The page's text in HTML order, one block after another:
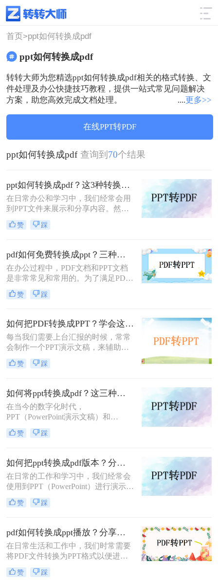
使用技巧 筛选
首页>ppt如何转换成pdf
ppt如何转换成pdf
转转大师为您精选ppt如何转换成pdf相关的格式转换、文
件处理及办公快捷技巧教程，提供一站式常见问题解决
方案，助您高效完成文档处理。
....更多>>
在线PPT转PDF
ppt如何转换成pdf 查询到 70个结果
ppt如何转换成pdf？这3种转换方法你该学会！
在日常办公和学习中，我们经常会用
到PPT文件来展示和分享内容。然
而，有时候我们需要将PPT文件转换
成PDF格式，以方便打印、编辑或分
pdf呢？接下来，本文将为你详细介绍
几种常见的转换方法。
赞 踩
pdf如何免费转换成ppt？三种不错的解决方法！
在办公过程中，PDF文档和PPT文档
是非常常见和常用的。为了满足PDF
文件的使用需求，我们经常需要将
PDF文件转换为PPT文件。如果将
使用文件。那pdf如何免费转换成
ppt？接下来分享一些实用的PDF转换
方法，一起来看看吧。
赞 踩
如何把PDF转换成PPT？学会这3个方法，简直不要太好用！
每当我们需要上台汇报的时候，常常
会制作一个PPT演示文稿，来辅助展
示我们演讲的内容。有时候我们在制
作PPT的时候，会从网上下载一些模
所以我们需要先将PDF转换成PPT才
能进行编辑。那你们知道如何把PDF
转换成PPT吗？有需要将PDF转换成
PPT的小伙伴，接下来就给你们分享
几个人不错的方法。
赞 踩
如何将ppt转换成pdf？这三种转换方法你该学会！
在当今的数字化时代，
PPT（PowerPoint演示文稿）和
PDF（Portable Document Format，可
移植文档格式）是两种广泛使用的文
重要作用。PPT因其强大的演示功能
而备受青睐，而PDF则以其良好的兼
容性和稳定性，在文件共享、打印和
归档方面表现出色。因此，将PPT转
换成PDF成为许多用户在工作和学习
中的常见需求。本文将详细介绍如何
一些实用技巧。
赞 踩
如何把ppt转换成pdf版本？分享四个高效转换方法！
在日常的工作和学习中，我们经常会
使用到PPT（PowerPoint）进行演示和
报告。然而，有时我们可能需要将
PPT文件转换成PDF版本，以便于在
看和分享，或者为了保持演示内容的
格式和布局不变。那么，如何把PPT
转换成PDF版本呢？本文将为您介绍
几种常见的方法。
赞 踩
pdf如何转换成ppt播放？分享三个实用方法解析！
在日常生活和工作中，我们时常需要
将PDF文件转换为PPT格式以便进行
演示或播放。PDF文件虽然方便阅读
和分享，但缺乏PPT的动态演示效果
赞 踩